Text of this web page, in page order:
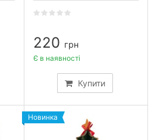
220 грн
Купити
Є в наявності
Новинка